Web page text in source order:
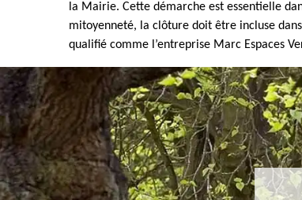
Enlèvement de tout végétaux 77
la Mairie. Cette démarche est essentielle
mitoyenneté, la clôture doit être incluse
qualifié comme l’entreprise Marc Espaces